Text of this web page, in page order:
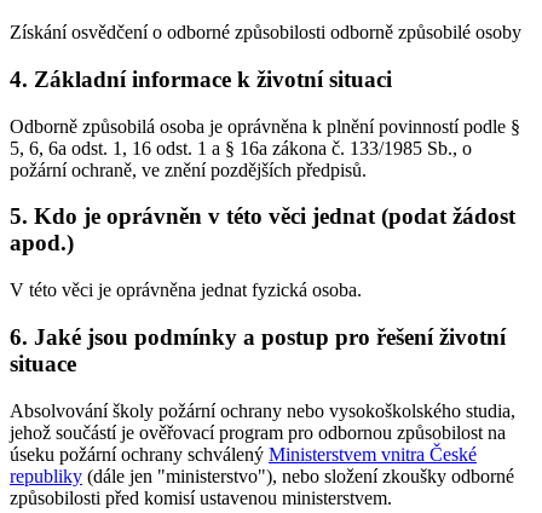
Získání osvědčení o odborné způsobilosti odborně způsobilé osoby
4. Základní informace k životní situaci
Odborně způsobilá osoba je oprávněna k plnění povinností podle §
5, 6, 6a odst. 1, 16 odst. 1 a § 16a zákona č. 133/1985 Sb., o
požární ochraně, ve znění pozdějších předpisů.
5. Kdo je oprávněn v této věci jednat (podat žádost
apod.)
V této věci je oprávněna jednat fyzická osoba.
6. Jaké jsou podmínky a postup pro řešení životní
situace
Absolvování školy požární ochrany nebo vysokoškolského studia,
jehož součástí je ověřovací program pro odbornou způsobilost na
úseku požární ochrany schválený Ministerstvem vnitra České
republiky (dále jen "ministerstvo"), nebo složení zkoušky odborné
způsobilosti před komisí ustavenou ministerstvem.